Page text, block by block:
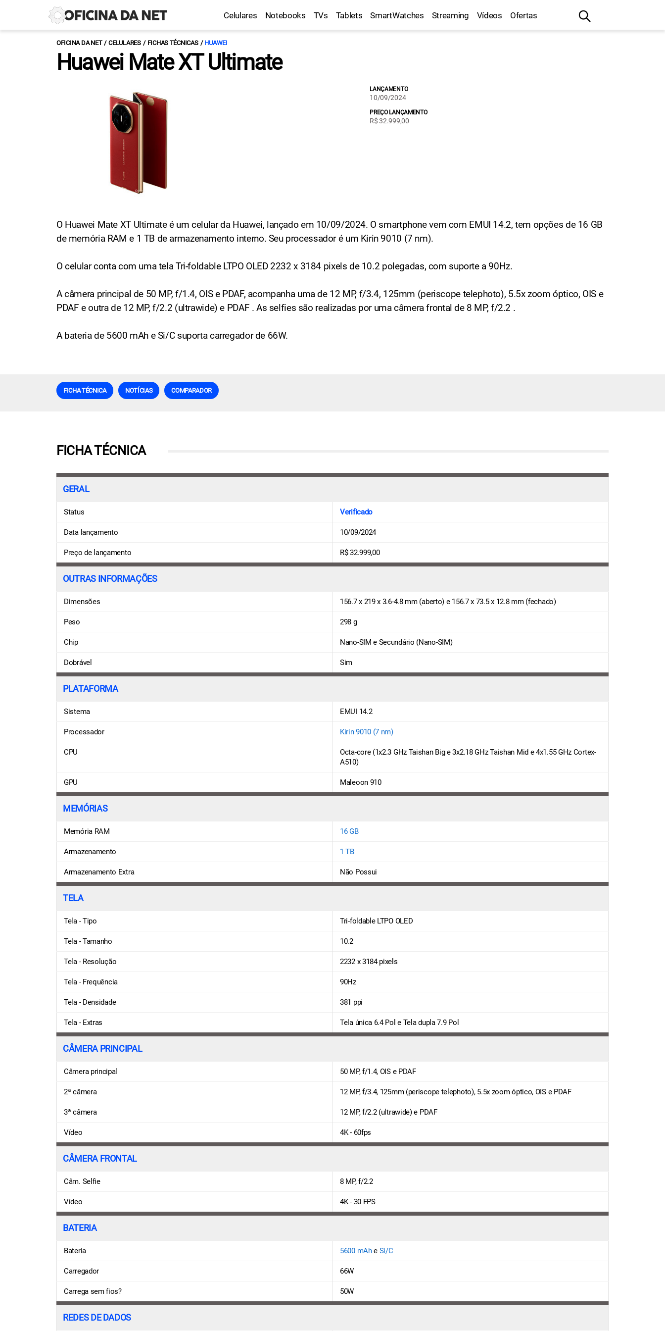
Celulares Notebooks TVs Tablets SmartWatches Streaming Vídeos Ofertas
OFICINA DA NET CELULARES FICHAS TÉCNICAS HUAWEI
Huawei Mate XT Ultimate
LANÇAMENTO
10/09/2024
PREÇO LANÇAMENTO
R$ 32.999,00
O Huawei Mate XT Ultimate é um celular da Huawei, lançado em 10/09/2024. O smartphone vem com EMUI 14.2, tem opções de 16 GB
de memória RAM e 1 TB de armazenamento interno. Seu processador é um Kirin 9010 (7 nm).
O celular conta com uma tela Tri-foldable LTPO OLED 2232 x 3184 pixels de 10.2 polegadas, com suporte a 90Hz.
A câmera principal de 50 MP, f/1.4, OIS e PDAF, acompanha uma de 12 MP, f/3.4, 125mm (periscope telephoto), 5.5x zoom óptico, OIS e
PDAF e outra de 12 MP, f/2.2 (ultrawide) e PDAF . As selfies são realizadas por uma câmera frontal de 8 MP, f/2.2 .
A bateria de 5600 mAh e Si/C suporta carregador de 66W.
FICHA TÉCNICA NOTÍCIAS COMPARADOR
FICHA TÉCNICA
GERAL
Status Verificado
Data lançamento 10/09/2024
Preço de lançamento R$ 32.999,00
OUTRAS INFORMAÇÕES
Dimensões 156.7 x 219 x 3.6-4.8 mm (aberto) e 156.7 x 73.5 x 12.8 mm (fechado)
Peso 298 g
Chip Nano-SIM e Secundário (Nano-SIM)
Dobrável Sim
PLATAFORMA
Sistema EMUI 14.2
Processador Kirin 9010 (7 nm)
CPU
Octa-core (1x2.3 GHz Taishan Big e 3x2.18 GHz Taishan Mid e 4x1.55 GHz Cortex-
A510)
GPU Maleoon 910
MEMÓRIAS
Memória RAM 16 GB
Armazenamento 1 TB
Armazenamento Extra Não Possui
TELA
Tela - Tipo Tri-foldable LTPO OLED
Tela - Tamanho 10.2
Tela - Resolução 2232 x 3184 pixels
Tela - Frequência 90Hz
Tela - Densidade 381 ppi
Tela - Extras Tela única 6.4 Pol e Tela dupla 7.9 Pol
CÂMERA PRINCIPAL
Câmera principal 50 MP, f/1.4, OIS e PDAF
2ª câmera 12 MP, f/3.4, 125mm (periscope telephoto), 5.5x zoom óptico, OIS e PDAF
3ª câmera 12 MP, f/2.2 (ultrawide) e PDAF
Vídeo 4K - 60fps
CÂMERA FRONTAL
Câm. Selfie 8 MP, f/2.2
Vídeo 4K - 30 FPS
BATERIA
Bateria 5600 mAhe Si/C
Carregador 66W
Carrega sem fios? 50W
REDES DE DADOS